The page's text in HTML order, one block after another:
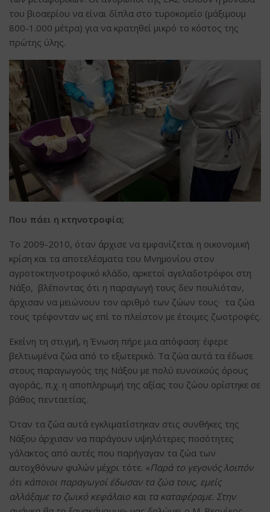
του βιοαερίου να είναι δίπλα στο τυροκομείο (μάξιμουμ
800-1.000 μέτρα) για να κρατηθεί μικρό το κόστος της
πρώτης ύλης.
Που πάει η κτηνοτροφία;
Το 2009-2010, όταν άρχισε να εμφανίζεται η οικονομική
κρίση και τα αποτελέσματα του Μνημονίου στον
αγροτοκτηνοτροφικό κλάδο, αρκετοί αγελαδοτρόφοι στη
Νάξο, βλέποντας ότι η παραγωγή τους δεν πουλιόταν,
άρχισαν να μειώνουν τον αριθμό των ζώων τους· τα ζώα
τους τρέφονταν ως επί το πλείστον με έτοιμες ζωοτροφές.
Εκείνη τη στιγμή, η Ένωση πήρε μια απόφαση: έφερε
βελτιωμένα ζώα από το εξωτερικό. Τα ζώα αυτά τα έδωσε
στους παραγωγούς της Νάξου με πολύ ευνοϊκούς όρους
αγοράς, π.χ. η αποπληρωμή της αξίας του ζώου ορίστηκε σε
βάθος πενταετίας.
Όταν τα ζώα αυτά εγκλιματίστηκαν στις συνθήκες της
Νάξου άρχισαν να παράγουν υψηλότερες ποσότητες
γάλακτος από αυτές που παρήγαγαν τα ζώα των
αυτοχθόνων φυλών μέχρι τότε. «Παρά το γεγονός λοιπόν
ότι κάποιοι παραγωγοί έδωσαν τα ζώα τους, εμείς
αλλάξαμε το ζωικό κεφάλαιο και τα καταφέραμε. Στην